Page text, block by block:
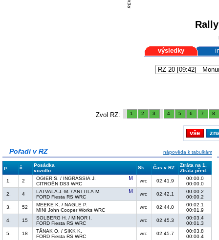
výsledky
Zvol RZ: 1 2 3 4 5 6 7 8
vše
Pořadí v RZ nápověda k tabulkám
p. č.
Posádka
vozidlo
Sk. Čas v RZ
Ztráta na 1.
Ztráta před.
1.
2
OGIER S. / INGRASSIA J.
CITROËN DS3 WRC
wrc 02:41.9
00:00.0
00:00.0
2.
4
LATVALA J.-M. / ANTTILA M.
FORD Fiesta RS WRC
wrc 02:42.1
00:00.2
00:00.2
3.
52
MEEKE K. / NAGLE P.
MINI John Cooper Works WRC
wrc 02:44.0
00:02.1
00:01.9
4.
15
SOLBERG H. / MINOR I.
FORD Fiesta RS WRC
wrc 02:45.3
00:03.4
00:01.3
5.
18
TÄNAK O. / SIKK K.
FORD Fiesta RS WRC
wrc 02:45.7
00:03.8
00:00.4